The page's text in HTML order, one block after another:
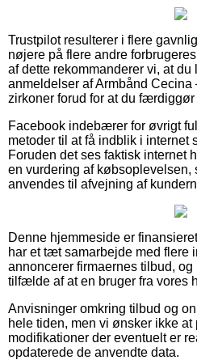
Trustpilot resulterer i flere
nøjere på flere andre
af dette rekommanderer vi, at
anmeldelser af Armbånd
zirkoner forud for at du
Facebook indebærer for øvrigt
metoder til at få indblik i internet
Foruden det ses faktisk internet
en vurdering af købsoplevelsen,
anvendes til afvejning af
Denne hjemmeside er
har et tæt samarbejde med flere
annoncerer firmaernes tilbud,
tilfælde af at en bruger fra vores
Anvisninger omkring tilbud og
hele tiden, men vi ønsker ikke at
modifikationer der eventuelt er
opdaterede de anvendte data.